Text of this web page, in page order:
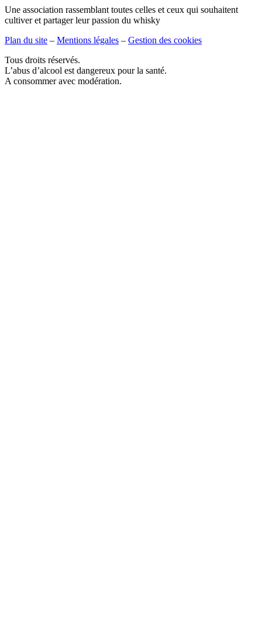
Une association rassemblant toutes celles et ceux qui souhaitent
cultiver et partager leur passion du whisky
Plan du site – Mentions légales – Gestion des cookies
Tous droits réservés.
L’abus d’alcool est dangereux pour la santé.
A consommer avec modération.